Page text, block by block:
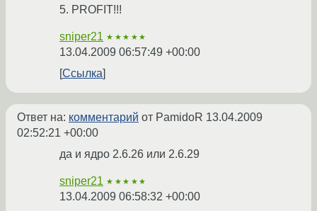
5. PROFIT!!!
sniper21 ★★★★★
13.04.2009 06:57:49 +00:00
Ссылка
Ответ на: комментарий от PamidoR 13.04.2009
02:52:21 +00:00
да и ядро 2.6.26 или 2.6.29
sniper21 ★★★★★
13.04.2009 06:58:32 +00:00